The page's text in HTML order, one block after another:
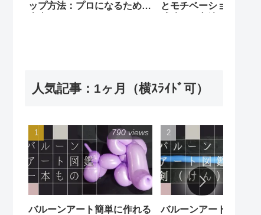
ップ方法：プロになるために
とモチベーションをア
人気記事：1ヶ月（横ｽﾗｲﾄﾞ可）
バルーンアート簡単に作れる
790 views
バルーンアート剣図鑑